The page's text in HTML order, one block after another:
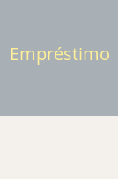
Empréstimo